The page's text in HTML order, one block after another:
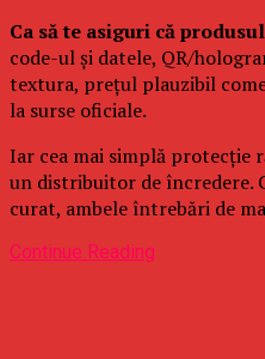
Ca să te asiguri că
code-ul și datele, QR/
textura, prețul plauzibil
la surse oficiale.
Iar cea mai simplă protecție
un distribuitor de încredere.
curat, ambele întrebări de
Continue Reading